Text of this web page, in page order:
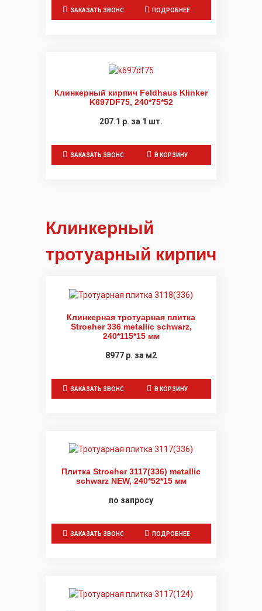
ЗАКАЗАТЬ ЗВОНОК ПОДРОБНЕЕ
Клинкерный кирпич Feldhaus Klinker
K697DF75, 240*75*52
207.1 р. за 1 шт.
ЗАКАЗАТЬ ЗВОНОК В КОРЗИНУ
Клинкерный
тротуарный кирпич
Клинкерная тротуарная плитка
Stroeher 336 metallic schwarz,
240*115*15 мм
8977 р. за м2
ЗАКАЗАТЬ ЗВОНОК В КОРЗИНУ
Плитка Stroeher 3117(336) metallic
schwarz NEW, 240*52*15 мм
по запросу
ЗАКАЗАТЬ ЗВОНОК ПОДРОБНЕЕ